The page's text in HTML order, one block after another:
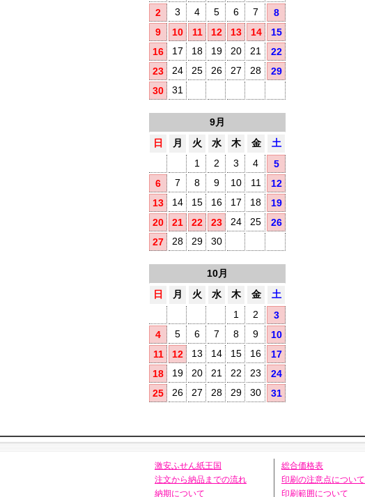
2
3 4 5 6 7
8
9
10 11 12 13 14
15
16
17 18 19 20 21
22
23
24 25 26 27 28
29
30
31
9月
日
月 火 水 木 金
土
1
2 3 4
5
6
7 8 9 10 11
12
13
14 15 16 17 18
19
20
21 22 23 24 25
26
27
28 29 30
10月
日
月 火 水 木 金
土
1
2
3
4
5 6 7 8 9
10
11
12 13 14 15 16
17
18
19 20 21 22 23
24
25
26 27 28 29 30 31
激安ふせん紙王国
注文から納品までの流れ
納期について
総合価格表
印刷の注意点について
印刷範囲について